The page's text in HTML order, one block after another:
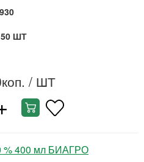
50 ШТ
/ ШТ
% 400 мл БИАГРО